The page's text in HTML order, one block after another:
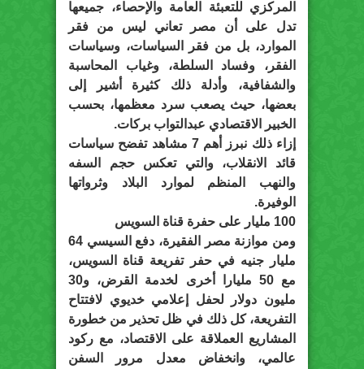
المركزي للتعبئة العامة والإحصاء، جميعها
تدل على أن مصر تعاني ليس من فقر
الموارد، بل من فقر السياسات، وسياسات
الفقر، وفساد السلطة، وغياب المحاسبة
والشفافية، وأدلة ذلك كثيرة أشير إلى
بعضها، حيث يصعب سرد معظمها، بحسب
الخبير الاقتصادي عبدالتواب بركات.
إزاء ذلك نبرز أهم 7 مشاهد تفضح سياسات
قائد الانقلاب، والتي تعكس حجم السفه
والنهب المنظم لموارد البلاد وثرواتها
الوفيرة.
100 مليار على حفرة قناة السويس
ومن موازنة مصر الفقيرة، دفع السيسي 64
مليار جنيه في حفر تفريعة قناة السويس،
مع 50 مليارا أخرى لخدمة القرض، و30
مليون دولار لحفل إعلامي خديوي لافتتاح
التفريعة، كل ذلك في ظل تحذير من خطورة
المشاريع العملاقة على الاقتصاد، مع ركود
عالمي، وانخفاض معدل مرور السفن